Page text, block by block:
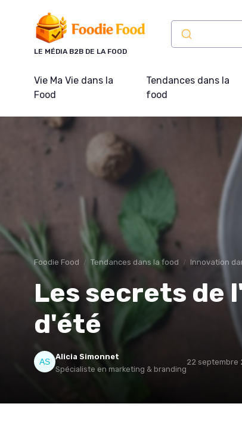
LE MÉDIA B2B DE LA FOOD
Vie Ma Vie dans la
Food
Tendances dans la
food
Foodie Food Tendances dans la food Innovation
Les secrets de
d'été
Alicia Simonnet
Spécialiste en marketing & branding
22 septembre